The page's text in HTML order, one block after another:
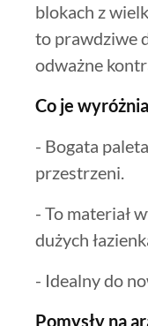
blokach z
to prawdziwe
odważne
Co je
- Bogata
przestrzeni.
- To materiał
dużych
- Idealny do
Pomysły na